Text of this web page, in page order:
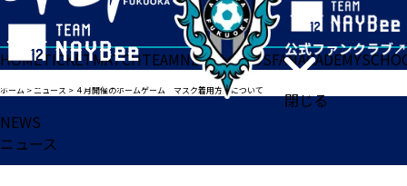
閉じる
HOMETICKETMATCHTEAMNEWSGOODSFANACADEMY
ホーム >ニュース > ４月開催のホームゲーム マスク着用方針について
NEWS
ニュース